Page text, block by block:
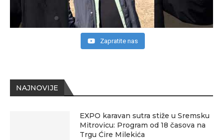
NAJNOVIJE
EXPO karavan sutra stiže u Sremsku
Mitrovicu: Program od 18 časova na
Trgu Ćire Milekića
Zapratite nas